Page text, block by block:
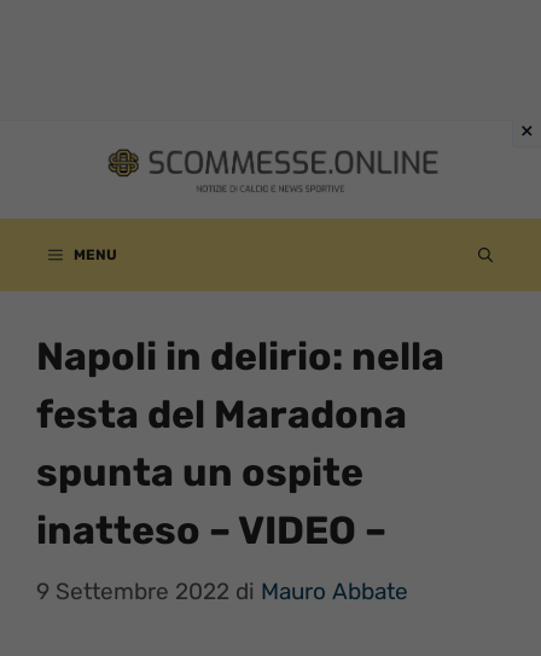
contenuto
MENU
Napoli in delirio: nella
festa del Maradona
spunta un ospite
inatteso – VIDEO –
9 Settembre 2022 di Mauro Abbate